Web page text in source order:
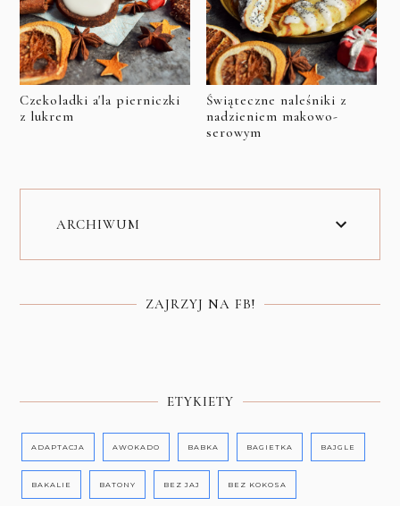
Czekoladki a'la pierniczki
z lukrem
Świąteczne naleśniki z
nadzieniem makowo-
serowym
ARCHIWUM
ZAJRZYJ NA FB!
ETYKIETY
ADAPTACJA AWOKADO BABKA BAGIETKA BAJGLE
BAKALIE BATONY BEZ JAJ BEZ KOKOSA